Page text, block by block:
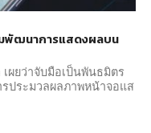
พัฒนาการแสดงผลบน
ผยว่าจับมือเป็นพันธมิตร
ประมวลผลภาพหน้าจอแส